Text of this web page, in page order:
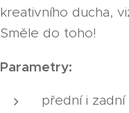
kreativního ducha,
Směle do toho!
Parametry:
přední i